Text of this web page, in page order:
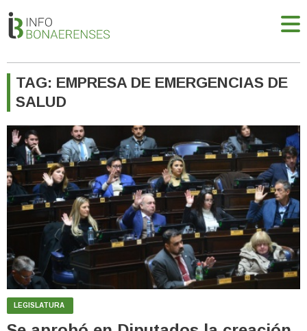
TAG: EMPRESA DE EMERGENCIAS DE
SALUD
LEGISLATURA